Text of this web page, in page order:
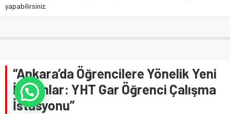
yapabilirsiniz.
“Ankara’da Öğrencilere Yönelik Yeni
İmkanlar: YHT Gar Öğrenci Çalışma
İstasyonu”